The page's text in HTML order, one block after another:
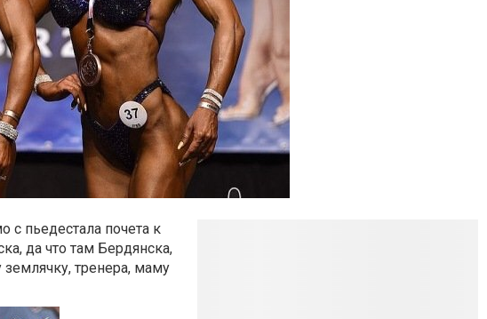
с пьедестала почета к
да что там Бердянска,
тренера, маму